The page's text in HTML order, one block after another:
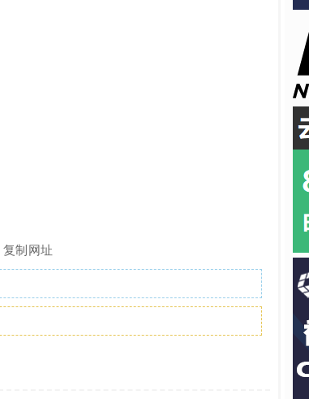
复制网址